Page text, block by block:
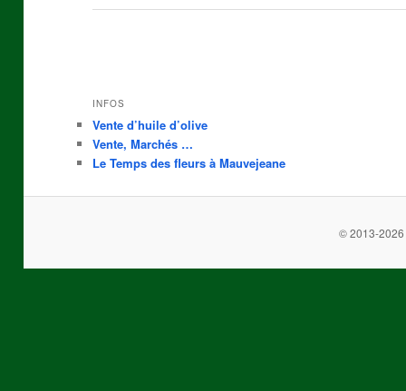
INFOS
Vente d’huile d’olive
Vente, Marchés …
Le Temps des fleurs à Mauvejeane
© 2013-